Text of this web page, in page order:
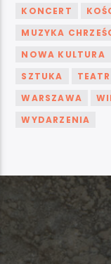
KONCERT
MUZYKA
NOWA KULTURA
SZTUKA
TEATR
WARSZAWA
WYDARZENIA